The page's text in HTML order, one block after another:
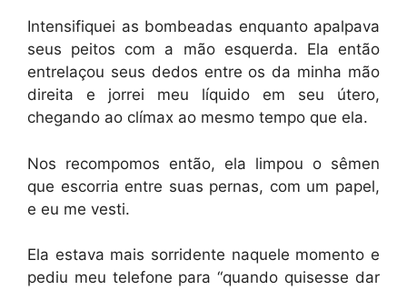
Intensifiquei as bombeadas enquanto apalpava
seus peitos com a mão esquerda. Ela então
entrelaçou seus dedos entre os da minha mão
direita e jorrei meu líquido em seu útero,
chegando ao clímax ao mesmo tempo que ela.
Nos recompomos então, ela limpou o sêmen
que escorria entre suas pernas, com um papel,
e eu me vesti.
Ela estava mais sorridente naquele momento e
pediu meu telefone para “quando quisesse dar